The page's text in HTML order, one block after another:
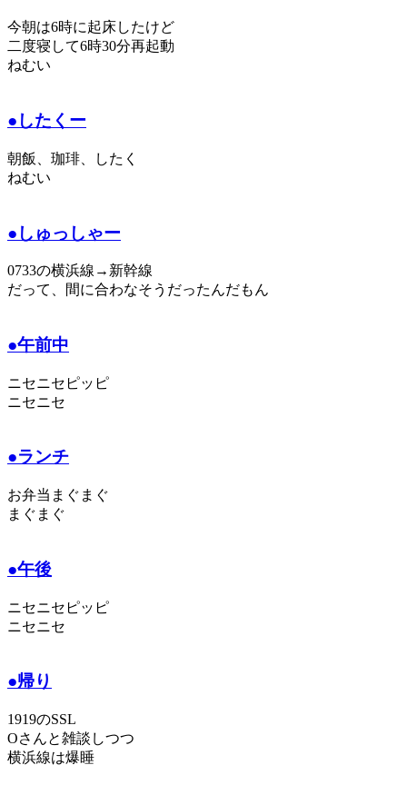
今朝は6時に起床したけど
二度寝して6時30分再起動
ねむい
●したくー
朝飯、珈琲、したく
ねむい
●しゅっしゃー
0733の横浜線→新幹線
だって、間に合わなそうだったんだもん
●午前中
ニセニセピッピ
ニセニセ
●ランチ
お弁当まぐまぐ
まぐまぐ
●午後
ニセニセピッピ
ニセニセ
●帰り
1919のSSL
Oさんと雑談しつつ
横浜線は爆睡